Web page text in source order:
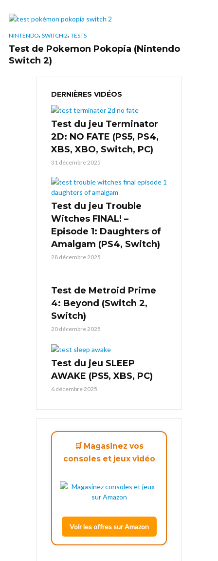
NINTENDO, SWITCH 2, TESTS
Test de Pokemon Pokopia (Nintendo
Switch 2)
DERNIÈRES VIDÉOS
Test du jeu Terminator
2D: NO FATE (PS5, PS4,
XBS, XBO, Switch, PC)
31 décembre 2025
Test du jeu Trouble
Witches FINAL! –
Episode 1: Daughters of
Amalgam (PS4, Switch)
28 décembre 2025
Test de Metroid Prime
4: Beyond (Switch 2,
Switch)
20 décembre 2025
Test du jeu SLEEP
AWAKE (PS5, XBS, PC)
6 décembre 2025
🛒 Magasinez vos
consoles et jeux vidéo
Voir les offres sur Amazon